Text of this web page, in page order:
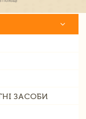
ЗАСОБИ